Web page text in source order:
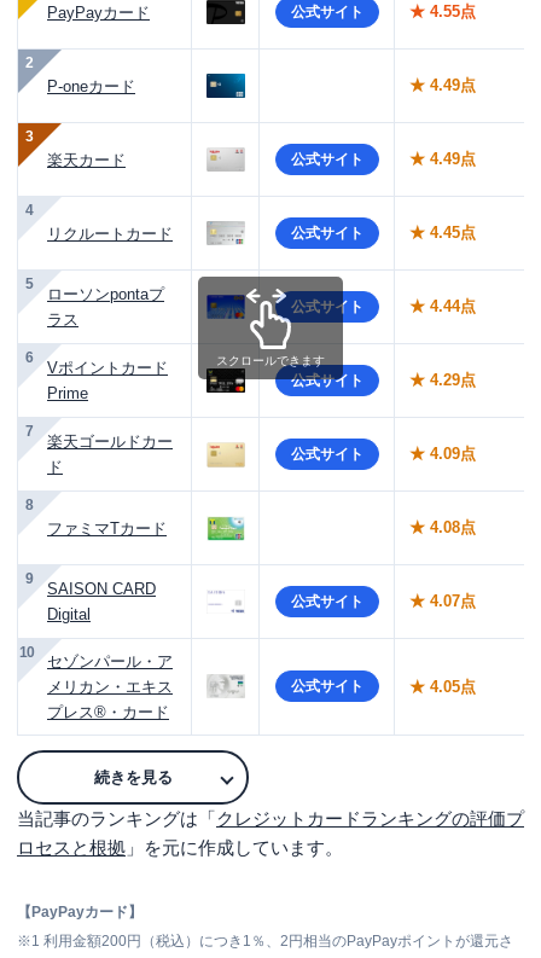
PayPayカード 公式サイト ★ 4.55点
2
P-oneカード ★ 4.49点
3
楽天カード 公式サイト ★ 4.49点
4
リクルートカード 公式サイト ★ 4.45点
5
ローソンpontaプ
ラス
公式サイト ★ 4.44点
6
Vポイントカード
Prime
公式サイト ★ 4.29点
7
楽天ゴールドカー
ド
公式サイト ★ 4.09点
8
ファミマTカード ★ 4.08点
9
SAISON CARD
Digital
公式サイト ★ 4.07点
10
セゾンパール・ア
メリカン・エキス
プレス®・カード
公式サイト ★ 4.05点
スクロールできます
続きを見る
当記事のランキングは「クレジットカードランキングの評価プ
ロセスと根拠 」を元に作成しています。
【PayPayカード】
※1 利用金額200円（税込）につき1％、2円相当のPayPayポイントが還元さ